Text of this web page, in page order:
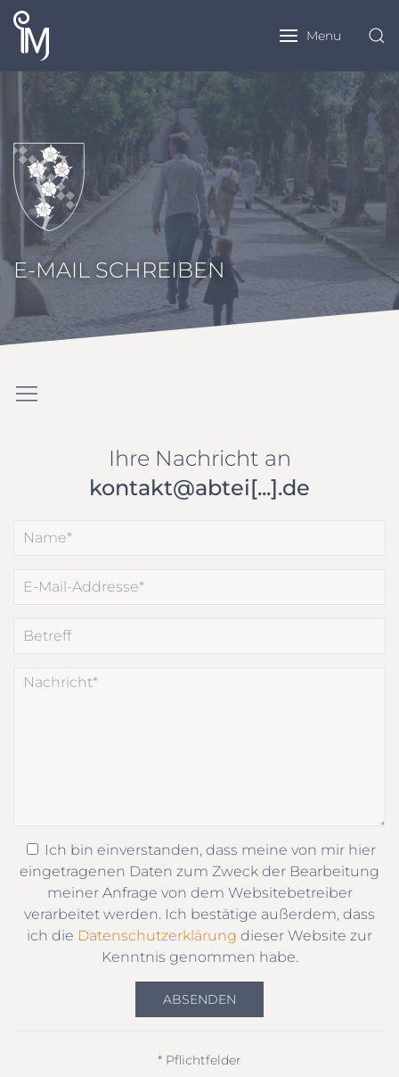
Menu
E-MAIL SCHREIBEN
Ihre Nachricht an
kontakt@abtei[...].de
Ich bin einverstanden, dass meine von mir hier
eingetragenen Daten zum Zweck der Bearbeitung
meiner Anfrage von dem Websitebetreiber
verarbeitet werden. Ich bestätige außerdem, dass
ich die Datenschutzerklärung dieser Website zur
Kenntnis genommen habe.
ABSENDEN
* Pflichtfelder